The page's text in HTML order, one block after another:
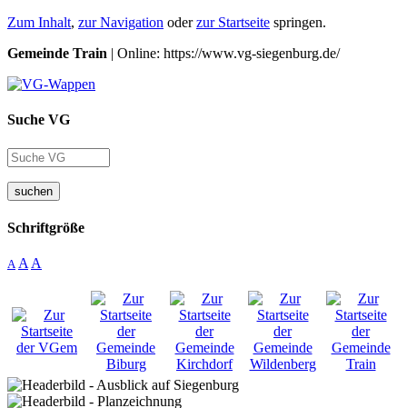
Zum Inhalt, zur Navigation oderzur Startseite springen.
Gemeinde Train | Online: https://www.vg-siegenburg.de/
Suche VG
suchen
Schriftgröße
A A A